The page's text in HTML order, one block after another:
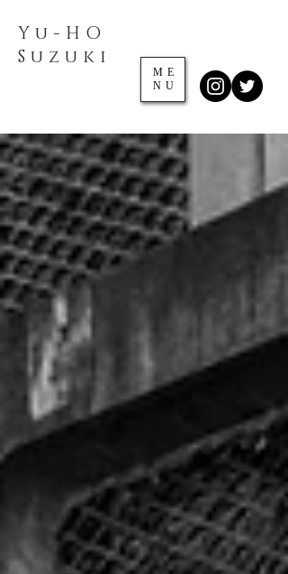
Yu-HO
​Suzuki
ME
NU